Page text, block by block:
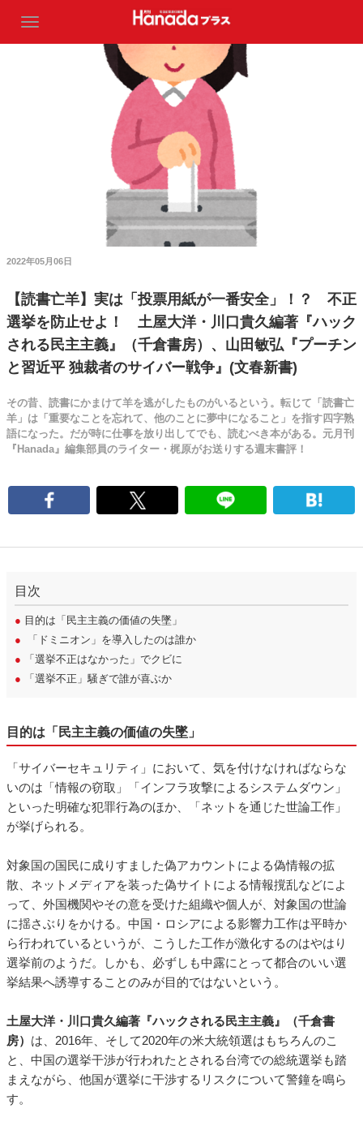
2022年05月06日
【読書亡羊】実は「投票用紙が一番安全」！？ 不正
選挙を防止せよ！ 土屋大洋・川口貴久編著『ハック
される民主主義』（千倉書房）、山田敏弘『プーチン
と習近平 独裁者のサイバー戦争』(文春新書)
その昔、読書にかまけて羊を逃がしたものがいるという。転じて「読書亡
羊」は「重要なことを忘れて、他のことに夢中になること」を指す四字熟
語になった。だが時に仕事を放り出してでも、読むべき本がある。元月刊
『Hanada』編集部員のライター・梶原がお送りする週末書評！
目次
● 目的は「民主主義の価値の失墜」
● 「ドミニオン」を導入したのは誰か
● 「選挙不正はなかった」でクビに
● 「選挙不正」騒ぎで誰が喜ぶか
目的は「民主主義の価値の失墜」
「サイバーセキュリティ」において、気を付けなければならな
いのは「情報の窃取」「インフラ攻撃によるシステムダウン」
といった明確な犯罪行為のほか、「ネットを通じた世論工作」
が挙げられる。
対象国の国民に成りすました偽アカウントによる偽情報の拡
散、ネットメディアを装った偽サイトによる情報撹乱などによ
って、外国機関やその意を受けた組織や個人が、対象国の世論
に揺さぶりをかける。中国・ロシアによる影響力工作は平時か
ら行われているというが、こうした工作が激化するのはやはり
選挙前のようだ。しかも、必ずしも中露にとって都合のいい選
挙結果へ誘導することのみが目的ではないという。
土屋大洋・川口貴久編著『ハックされる民主主義』（千倉書
房） は、2016年、そして2020年の米大統領選はもちろんのこ
と、中国の選挙干渉が行われたとされる台湾での総統選挙も踏
まえながら、他国が選挙に干渉するリスクについて警鐘を鳴ら
す。